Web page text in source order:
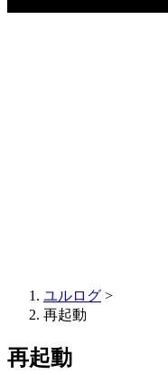
ユルログ >
再起動
再起動